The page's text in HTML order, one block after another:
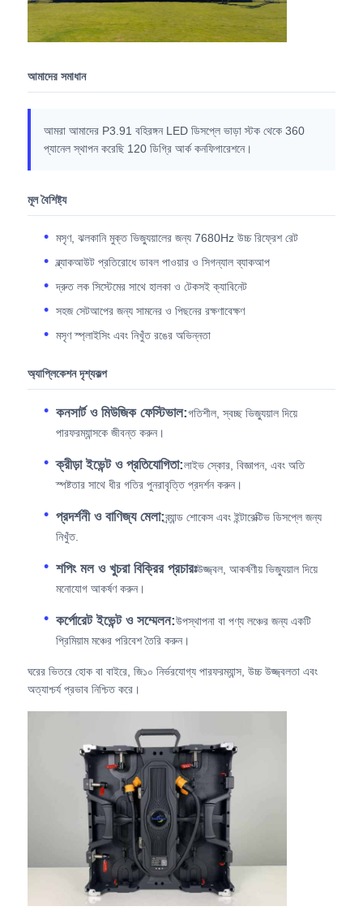
এসএমডি এলইডি স্ক্রিন
বহিরঙ্গন এলইডি ডিসপ্লে বোর্ড
বহিরঙ্গন নেতৃত্বাধীন বিলবোর্ড
আমাদের সমাধান
আমরা আমাদের P3.91 বহিরঙ্গন LED ডিসপ্লে ভাড়া স্টক থেকে 360
প্যানেল স্থাপন করেছি 120 ডিগ্রি আর্ক কনফিগারেশনে।
মূল বৈশিষ্ট্য
মসৃণ, ঝলকানি মুক্ত ভিজ্যুয়ালের জন্য 7680Hz উচ্চ রিফ্রেশ রেট
ব্ল্যাকআউট প্রতিরোধে ডাবল পাওয়ার ও সিগন্যাল ব্যাকআপ
দ্রুত লক সিস্টেমের সাথে হালকা ও টেকসই ক্যাবিনেট
সহজ সেটআপের জন্য সামনের ও পিছনের রক্ষণাবেক্ষণ
মসৃণ স্প্লাইসিং এবং নিখুঁত রঙের অভিন্নতা
অ্যাপ্লিকেশন দৃশ্যকল্প
কনসার্ট ও মিউজিক ফেস্টিভাল:গতিশীল, স্বচ্ছ ভিজ্যুয়াল দিয়ে
পারফরম্যান্সকে জীবন্ত করুন।
ক্রীড়া ইভেন্ট ও প্রতিযোগিতা:লাইভ স্কোর, বিজ্ঞাপন, এবং অতি
স্পষ্টতার সাথে ধীর গতির পুনরাবৃত্তি প্রদর্শন করুন।
প্রদর্শনী ও বাণিজ্য মেলা:ব্র্যান্ড শোকেস এবং ইন্টারেক্টিভ ডিসপ্লে জন্য
নিখুঁত.
শপিং মল ও খুচরা বিক্রির প্রচারঃউজ্জ্বল, আকর্ষণীয় ভিজ্যুয়াল দিয়ে
মনোযোগ আকর্ষণ করুন।
কর্পোরেট ইভেন্ট ও সম্মেলন:উপস্থাপনা বা পণ্য লঞ্চের জন্য একটি
প্রিমিয়াম মঞ্চের পরিবেশ তৈরি করুন।
ঘরের ভিতরে হোক বা বাইরে, জি১০ নির্ভরযোগ্য পারফরম্যান্স, উচ্চ উজ্জ্বলতা এবং
অত্যাশ্চর্য প্রভাব নিশ্চিত করে।